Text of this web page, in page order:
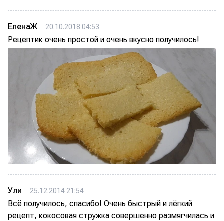
ЕленаЖ 20.10.2018 04:53
Рецептик очень простой и очень вкусно получилось!
Ули 25.12.2014 21:54
Всё получилось, спасибо! Очень быстрый и лёгкий
рецепт, кокосовая стружка совершенно размягчилась и